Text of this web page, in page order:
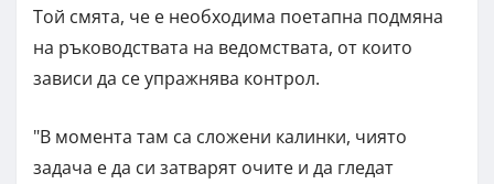
Той смята, че е необходима поетапна подмяна
на ръководствата на ведомствата, от които
зависи да се упражнява контрол.
"В момента там са сложени калинки, чиято
задача е да си затварят очите и да гледат